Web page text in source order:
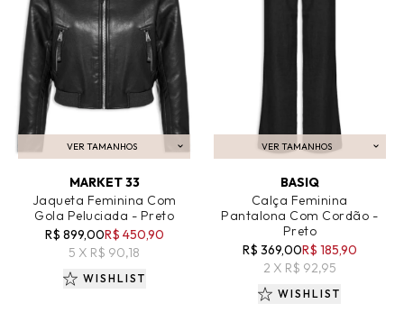
VER TAMANHOS
ADICIONAR AO CARRINHO
MARKET 33
Jaqueta Feminina Com
Gola Peluciada - Preto
R$ 899,00R$ 450,90
5 X R$ 90,18
WISHLIST
VER TAMANHOS
ADICIONAR AO CARRINHO
BASIQ
Calça Feminina
Pantalona Com Cordão -
Preto
R$ 369,00R$ 185,90
2 X R$ 92,95
WISHLIST